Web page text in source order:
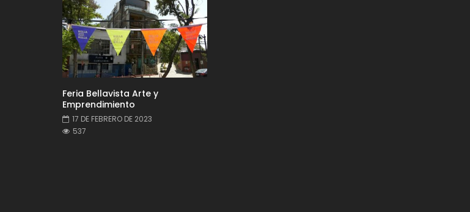
Feria Bellavista Arte y
Emprendimiento
17 DE FEBRERO DE 2023
537